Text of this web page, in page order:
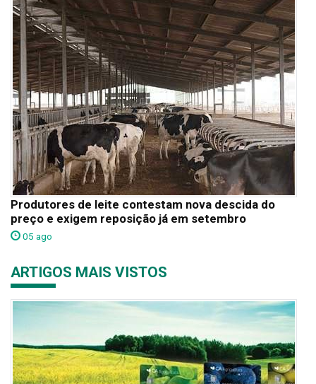
Produtores de leite contestam nova descida do
preço e exigem reposição já em setembro
05 ago
ARTIGOS MAIS VISTOS